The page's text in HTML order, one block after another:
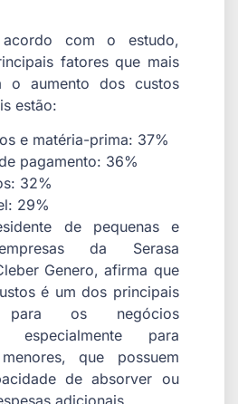
com o estudo,
fatores que mais
o aumento dos custos
estão:
e matéria-prima: 37%
pagamento: 36%
32%
29%
de pequenas e
da Serasa
Genero, afirma que
é um dos principais
para os negócios
especialmente para
que possuem
de absorver ou
adicionais.